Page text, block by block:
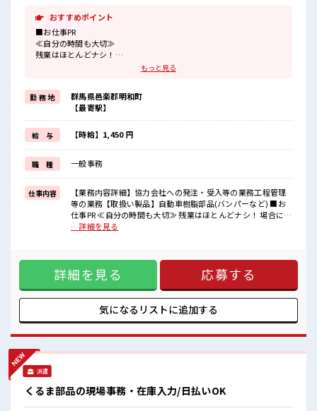
おすすめポイント
■お仕事PR
≪自分の時間も大切≫
残業はほとんどナシ！
場合によってはお願いすることもあります♪
基本的に髪色自由で明るすぎたり奇抜でなければOKです！
(規定有)≪機能的な制服アリ≫
制服があるので、
毎日の服装の悩み解消♪
≪未経験OKの仕事≫
新しいことにチャレンジするのは不安だけど、
しっかり働く環境が整っています！
イチからスキルUP・ステップUP目指していきましょう！
≪自分に合った期間で働ける≫
福利厚生が整った派遣のお仕事です！
■職場の雰囲気
髪型・髪色自由♪
20代活躍中のフレッシュな職場です☆
しっかり休める休憩室あり！
オンオフの切替もできちゃう！
もっと見る
勤 務 地
群馬県邑楽郡明和町
【最寄駅】
給 与 【時給】1,450 円
職 種 一般事務
仕事内容
【業務内容詳細】協力会社への発注・受入等の業務工程管理
等の業務【取扱い製品】自動車樹脂部品(バンパーなど) ■お
仕事PR ≪自分の時間も大切≫ 残業はほとんどナシ！ 場合によ
ってはお願いすることもあります♪ ≪髪型自由≫ 基本的に髪
≪未経験OKの仕事≫ 新しいことにチャレンジするのは不安だ
けど、 しっかり働く環境が整っています！ イチからスキル
UP・ステップUP目指していきましょう！ ≪自分に合った期
間で働ける≫ 福利厚生が整った派遣のお仕事です！ ■職場の
雰囲気 髪型・髪色自由♪ 派手過ぎなければOKだから、 モチ
ベーションもUP！ 20代活躍中のフレッシュな職場です☆ し
…詳細を見る
詳細を見る 応募する
気になるリストに追加する
派遣
くるま部品の現場事務・在庫入力/日払いOK